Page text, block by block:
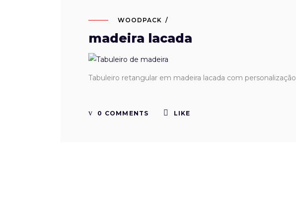
WOODPACK
madeira lacada
Tabuleiro retangular em madeira lacada com personalização
0 COMMENTS LIKE